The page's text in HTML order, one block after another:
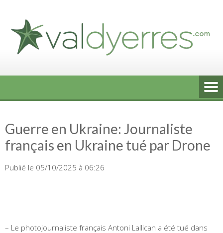
content
Guerre en Ukraine: Journaliste
français en Ukraine tué par Drone
Publié le 05/10/2025 à 06:26
– Le photojournaliste français Antoni Lallican a été tué dans